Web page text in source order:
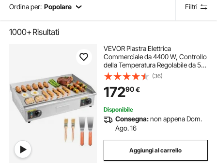
Ordina per: Popolare Filtri
1000+Risultati
VEVOR Piastra Elettrica
Commerciale da 4400 W, Controllo
della Temperatura Regolabile da 50
a 300 °C, Griglia da Banco in
Piastra in Metallo con 2 Spatole e 2
Spazzole, per Bistecche, Senza
Spina
(36)
17290€
Disponibile
Consegna:non appena Dom.
Ago. 16
Aggiungi al carrello